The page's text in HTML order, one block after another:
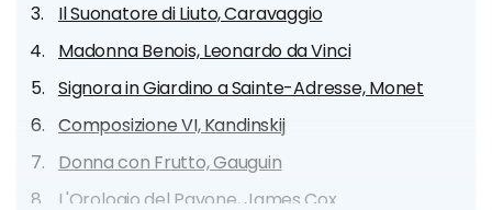
Il Suonatore di Liuto, Caravaggio
Madonna Benois, Leonardo da Vinci
Signora in Giardino a Sainte-Adresse, Monet
Composizione VI, Kandinskij
Donna con Frutto, Gauguin
L'Orologio del Pavone, James Cox